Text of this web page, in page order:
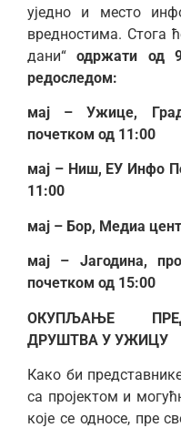
уједно и место
вредностима. Стога
дани“одржати од
редоследом:
мај – Ужице,
почетком од 11:00
мај – Ниш, ЕУ Инфо
11:00
мај – Бор, Медиа
мај – Јагодина,
почетком од 15:00
ОКУПЉАЊЕ
ДРУШТВА У УЖИЦУ
Како би
са пројектом и
које се односе, пре